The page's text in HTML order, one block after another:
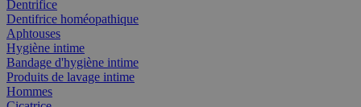
Dentrifice
Dentifrice homéopathique
Aphtouses
Hygiène intime
Bandage d'hygiène intime
Produits de lavage intime
Hommes